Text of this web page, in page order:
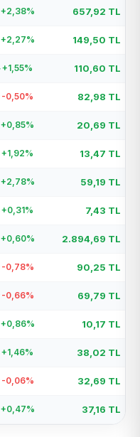
+2,38% 657,92 TL
+2,27% 149,50 TL
+1,55% 110,60 TL
-0,50% 82,98 TL
+0,85% 20,69 TL
+1,92% 13,47 TL
+2,78% 59,19 TL
+0,31% 7,43 TL
+0,60% 2.894,69 TL
-0,78% 90,25 TL
-0,66% 69,79 TL
+0,86% 10,17 TL
+1,46% 38,02 TL
-0,06% 32,69 TL
+0,47% 37,16 TL